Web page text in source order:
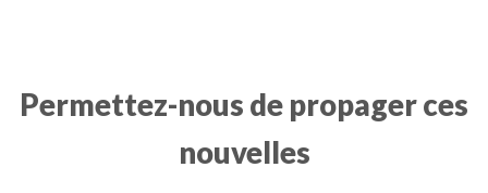
Permettez-nous de propager ces
nouvelles